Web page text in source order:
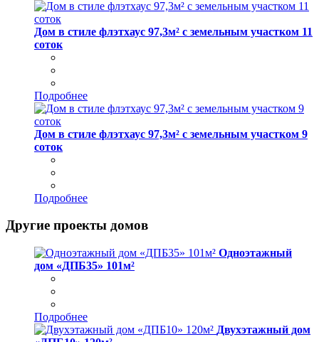
Дом в стиле флэтхаус 97,3м² с земельным участком 11
соток
Подробнее
Дом в стиле флэтхаус 97,3м² с земельным участком 9
соток
Подробнее
Другие проекты домов
Одноэтажный
дом «ДПБ35» 101м²
Подробнее
Двухэтажный дом